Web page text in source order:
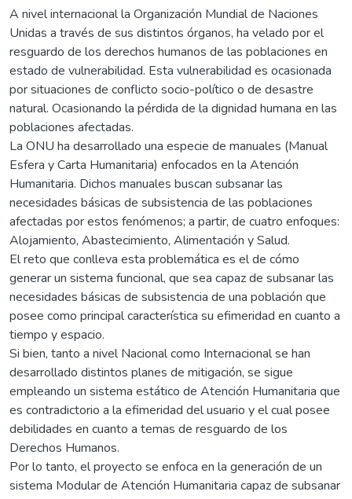
A nivel internacional la Organización Mundial de Naciones
Unidas a través de sus distintos órganos, ha velado por el
resguardo de los derechos humanos de las poblaciones en
estado de vulnerabilidad. Esta vulnerabilidad es ocasionada
por situaciones de conflicto socio-político o de desastre
natural. Ocasionando la pérdida de la dignidad humana en las
poblaciones afectadas.
La ONU ha desarrollado una especie de manuales (Manual
Esfera y Carta Humanitaria) enfocados en la Atención
Humanitaria. Dichos manuales buscan subsanar las
necesidades básicas de subsistencia de las poblaciones
afectadas por estos fenómenos; a partir, de cuatro enfoques:
Alojamiento, Abastecimiento, Alimentación y Salud.
El reto que conlleva esta problemática es el de cómo
generar un sistema funcional, que sea capaz de subsanar las
necesidades básicas de subsistencia de una población que
posee como principal característica su efimeridad en cuanto a
tiempo y espacio.
Si bien, tanto a nivel Nacional como Internacional se han
desarrollado distintos planes de mitigación, se sigue
empleando un sistema estático de Atención Humanitaria que
es contradictorio a la efimeridad del usuario y el cual posee
debilidades en cuanto a temas de resguardo de los
Derechos Humanos.
Por lo tanto, el proyecto se enfoca en la generación de un
sistema Modular de Atención Humanitaria capaz de subsanar